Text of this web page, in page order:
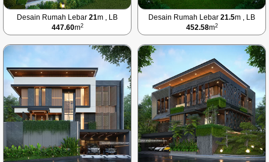
Desain Rumah Lebar 21m , LB
447.60m2
Desain Rumah Lebar 21.5m , LB
452.58m2